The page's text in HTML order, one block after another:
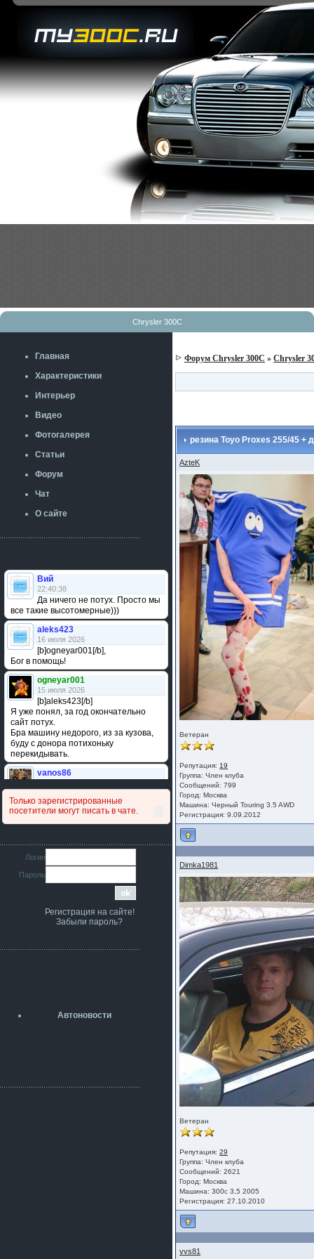
Chrysler 300C
Главная
Характеристики
Интерьер
Видео
Фотогалерея
Статьи
Форум
Чат
О сайте
Вий
22:40:38
Да ничего не потух. Просто мы
все такие высотомерные)))
aleks423
16 июля 2026
[b]ogneyar001[/b],
Бог в помощь!
ogneyar001
15 июля 2026
[b]aleks423[/b]
Я уже понял, за год окончательно
сайт потух.
Бра машину недорого, из за кузова,
буду с донора потихоньку
перекидывать.
vanos86
сравнивал подушку акпп бензиновой и
дизельной машины намера
4578063AG и 4578061AG? По фото
iMrCoffeeBLR4
11 июля 2026
[b]era124[/b],
Ага понял буду знать спасибо
era124
7 июля 2026
разболтовка 5х114.3 спокойно
А здесь уже кладбищенская тишина...
Только зарегистрированные
посетители могут писать в чате.
Логин
Пароль
Регистрация на сайте!
Забыли пароль?
Автоновости
Форум Chrysler 300C »Chrysler
резина Toyo Proxes 255/45 +
AzteK
Ветеран
Репутация: 19
Группа:Член клуба
Сообщений: 799
Город: Москва
Машина: Черный Touring 3.5 AWD
Регистрация: 9.09.2012
Dimka1981
Ветеран
Репутация:29
Группа:Член клуба
Сообщений: 2621
Город: Москва
Машина: 300с 3,5 2005
Регистрация: 27.10.2010
vvs81